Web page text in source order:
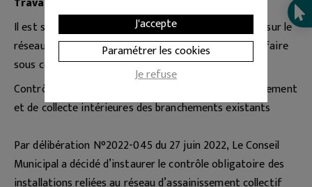
Il est strictement interdit de procéder à des travaux sur le
réseau d’assainissement. Toute intervention doit se faire
sous contrôle du Délégataire (VEOLIA).
Contrôles de conformité des installations de raccordement
et de collecte intérieures des branchements existants
Par délibération N°2022-045 du 27 juin 2022, Le Conseil
Municipal a décidé d’instaurer le contrôle obligatoire des
J'accepte
Paramétrer les cookies
Je refuse